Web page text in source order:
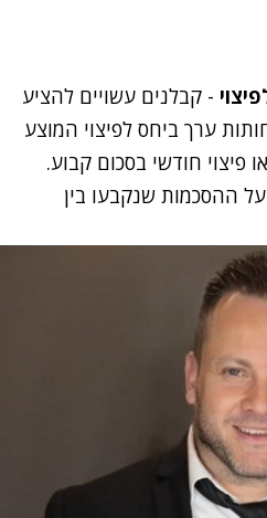
- קבלנים עשויים להציע
ערך ביחס לפיצוי המוצע
פיצוי חודשי בסכום קבוע.
ההסכמות שנקבעו בין